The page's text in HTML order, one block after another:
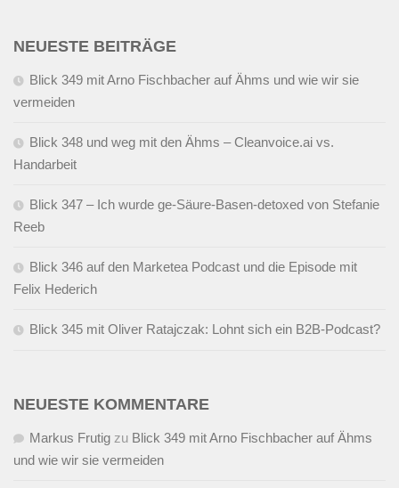
NEUESTE BEITRÄGE
Blick 349 mit Arno Fischbacher auf Ähms und wie wir sie
vermeiden
Blick 348 und weg mit den Ähms – Cleanvoice.ai vs.
Handarbeit
Blick 347 – Ich wurde ge-Säure-Basen-detoxed von Stefanie
Reeb
Blick 346 auf den Marketea Podcast und die Episode mit
Felix Hederich
Blick 345 mit Oliver Ratajczak: Lohnt sich ein B2B-Podcast?
NEUESTE KOMMENTARE
Markus Frutig zu Blick 349 mit Arno Fischbacher auf Ähms
und wie wir sie vermeiden